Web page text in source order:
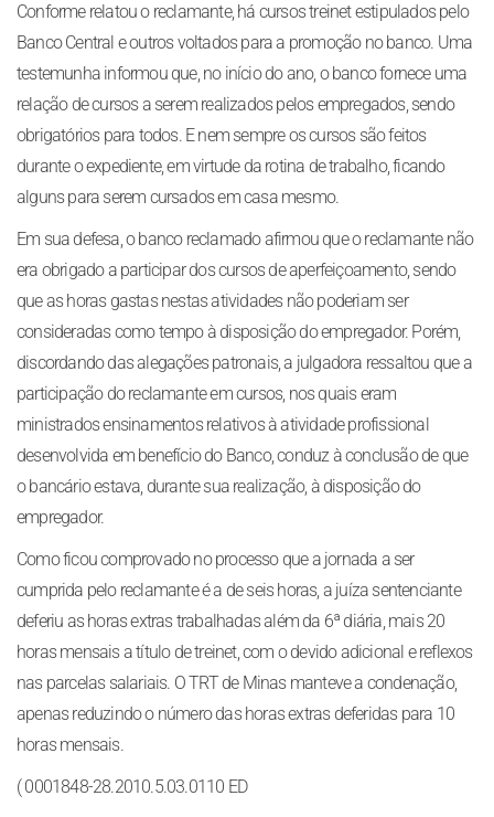
Conforme relatou o reclamante, há cursos treinet estipulados pelo
Banco Central e outros voltados para a promoção no banco. Uma
testemunha informou que, no início do ano, o banco fornece uma
relação de cursos a serem realizados pelos empregados, sendo
obrigatórios para todos. E nem sempre os cursos são feitos
durante o expediente, em virtude da rotina de trabalho, ficando
alguns para serem cursados em casa mesmo.
Em sua defesa, o banco reclamado afirmou que o reclamante não
era obrigado a participar dos cursos de aperfeiçoamento, sendo
que as horas gastas nestas atividades não poderiam ser
consideradas como tempo à disposição do empregador. Porém,
discordando das alegações patronais, a julgadora ressaltou que a
participação do reclamante em cursos, nos quais eram
ministrados ensinamentos relativos à atividade profissional
desenvolvida em benefício do Banco, conduz à conclusão de que
o bancário estava, durante sua realização, à disposição do
empregador.
Como ficou comprovado no processo que a jornada a ser
cumprida pelo reclamante é a de seis horas, a juíza sentenciante
deferiu as horas extras trabalhadas além da 6ª diária, mais 20
horas mensais a título de treinet, com o devido adicional e reflexos
nas parcelas salariais. O TRT de Minas manteve a condenação,
apenas reduzindo o número das horas extras deferidas para 10
horas mensais.
( 0001848-28.2010.5.03.0110 ED